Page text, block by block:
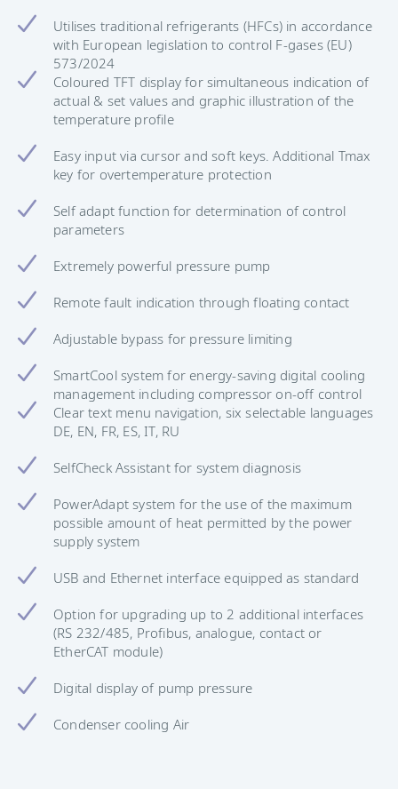
Utilises traditional refrigerants (HFCs) in accordance
with European legislation to control F-gases (EU)
573/2024
Coloured TFT display for simultaneous indication of
actual & set values and graphic illustration of the
temperature profile
Easy input via cursor and soft keys. Additional Tmax
key for overtemperature protection
Self adapt function for determination of control
parameters
Extremely powerful pressure pump
Remote fault indication through floating contact
Adjustable bypass for pressure limiting
SmartCool system for energy-saving digital cooling
management including compressor on-off control
Clear text menu navigation, six selectable languages
DE, EN, FR, ES, IT, RU
SelfCheck Assistant for system diagnosis
PowerAdapt system for the use of the maximum
possible amount of heat permitted by the power
supply system
USB and Ethernet interface equipped as standard
Option for upgrading up to 2 additional interfaces
(RS 232/485, Profibus, analogue, contact or
EtherCAT module)
Digital display of pump pressure
Condenser cooling Air